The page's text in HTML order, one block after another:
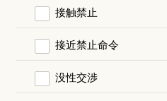
接触禁止
接近禁止命令
没性交渉